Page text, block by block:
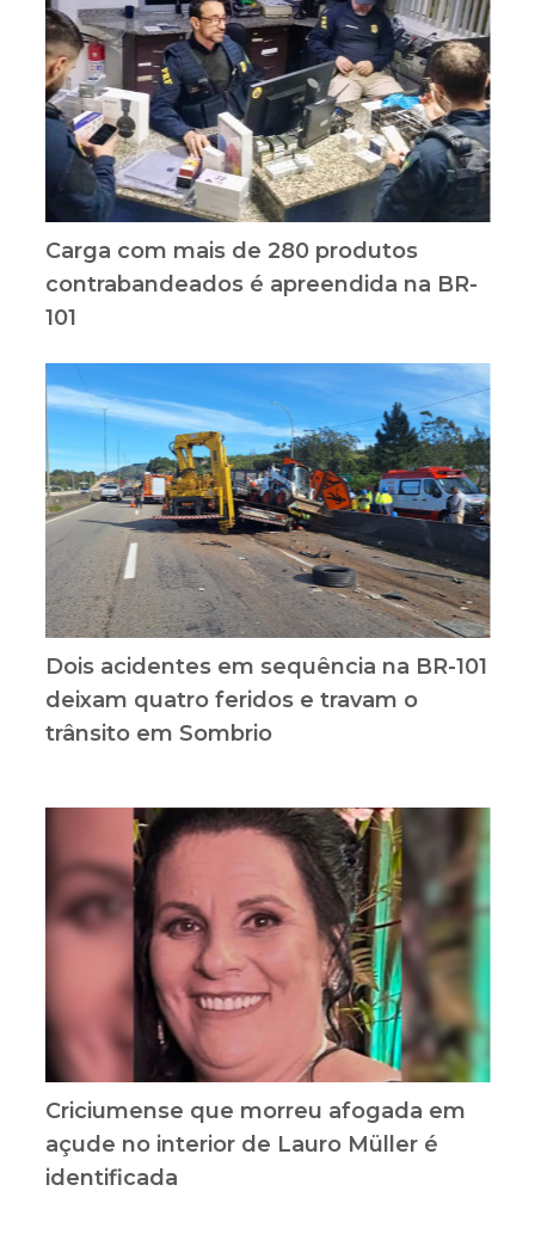
Carga com mais de 280 produtos
contrabandeados é apreendida na BR-
101
Dois acidentes em sequência na BR-101
deixam quatro feridos e travam o
trânsito em Sombrio
Criciumense que morreu afogada em
açude no interior de Lauro Müller é
identificada